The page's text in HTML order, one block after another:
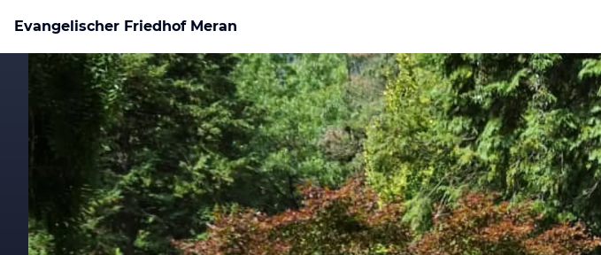
Evangelischer Friedhof Meran